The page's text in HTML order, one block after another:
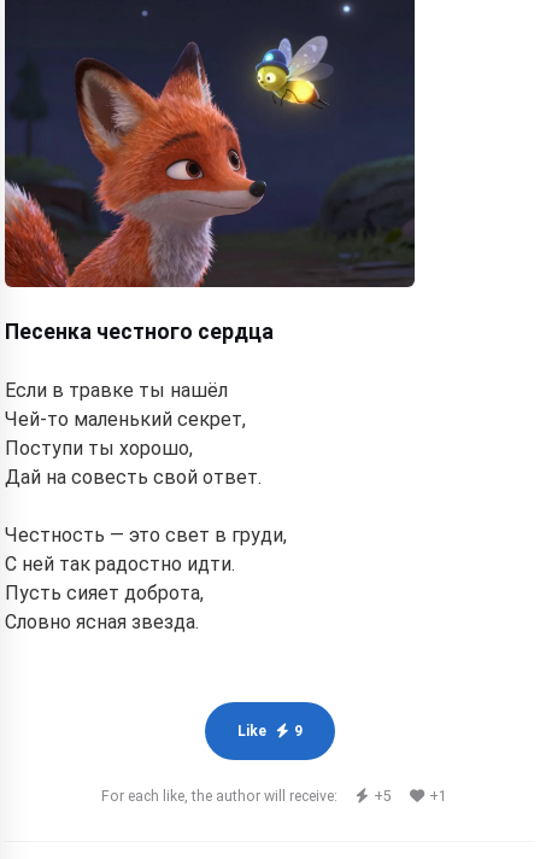
Песенка честного сердца
Если в травке ты нашёл
Чей-то маленький секрет,
Поступи ты хорошо,
Дай на совесть свой ответ.
Честность — это свет в груди,
С ней так радостно идти.
Пусть сияет доброта,
Словно ясная звезда.
Like 9
For each like, the author will receive: +5 +1